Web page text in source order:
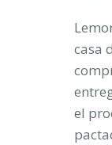
casa
el